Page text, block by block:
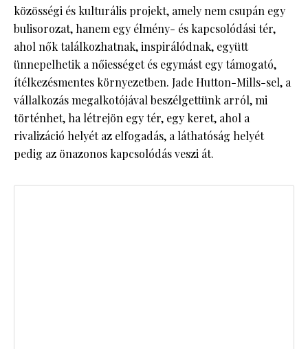
közösségi és kulturális projekt, amely nem csupán egy
bulisorozat, hanem egy élmény- és kapcsolódási tér,
ahol nők találkozhatnak, inspirálódnak, együtt
ünnepelhetik a nőiességet és egymást egy támogató,
ítélkezésmentes környezetben. Jade Hutton-Mills-sel, a
vállalkozás megalkotójával beszélgettünk arról, mi
történhet, ha létrejön egy tér, egy keret, ahol a
rivalizáció helyét az elfogadás, a láthatóság helyét
pedig az önazonos kapcsolódás veszi át.